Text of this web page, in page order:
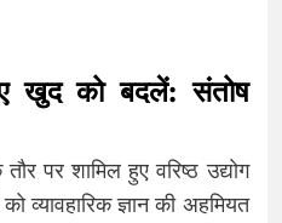
खुद को बदलें: संतोष
पर शामिल हुए वरिष्ठ उद्योग
व्यावहारिक ज्ञान की अहमियत